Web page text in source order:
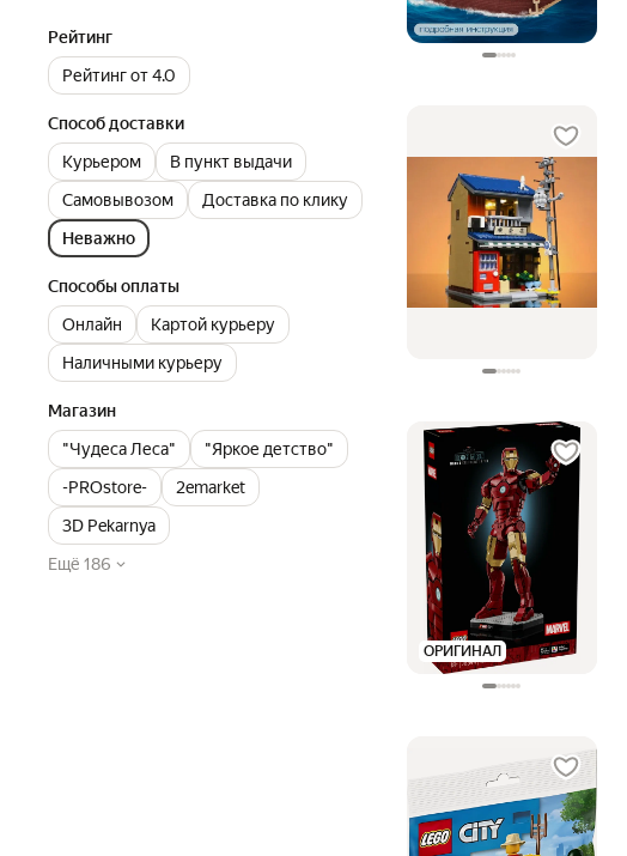
Рейтинг
Рейтинг от 4.0
Способ доставки
Курьером
В пункт выдачи
Самовывозом
Доставка по клику
Неважно
Способы оплаты
Онлайн
Картой курьеру
Наличными курьеру
Магазин
"Чудеса Леса"
"Яркое детство"
-PROstore-
2emarket
3D Pekarnya
Ещё 186
ОРИГИНАЛ